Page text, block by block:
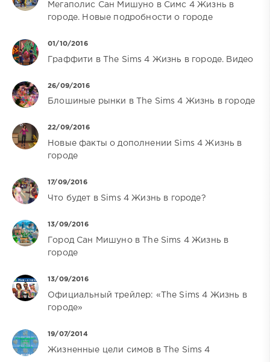
Мегаполис Сан Мишуно в Симс 4 Жизнь в
городе. Новые подробности о городе
01/10/2016
Граффити в The Sims 4 Жизнь в городе. Видео
26/09/2016
Блошиные рынки в The Sims 4 Жизнь в городе
22/09/2016
Новые факты о дополнении Sims 4 Жизнь в
городе
17/09/2016
Что будет в Sims 4 Жизнь в городе?
13/09/2016
Город Сан Мишуно в The Sims 4 Жизнь в
городе
13/09/2016
Официальный трейлер: «The Sims 4 Жизнь в
городе»
19/07/2014
Жизненные цели симов в The Sims 4